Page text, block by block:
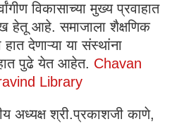
विकासाच्या मुख्य प्रवाहात
हेतू आहे. समाजाला शैक्षणिक
देणाऱ्या या संस्थांना
पुढे येत आहेत. Chavan
Library
अध्यक्ष श्री.प्रकाशजी काणे,